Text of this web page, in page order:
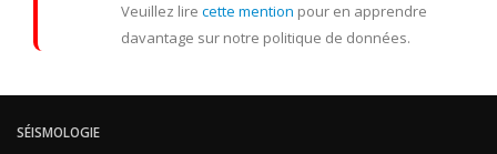
Veuillez lire cette mention pour en apprendre
davantage sur notre politique de données.
SÉISMOLOGIE